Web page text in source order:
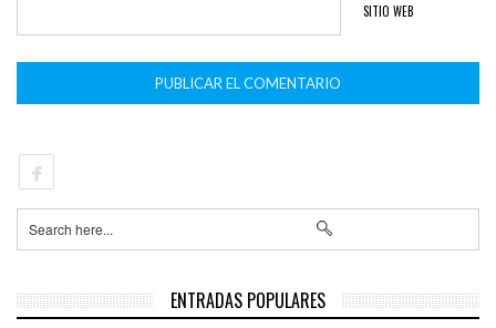
SITIO WEB
ENTRADAS POPULARES